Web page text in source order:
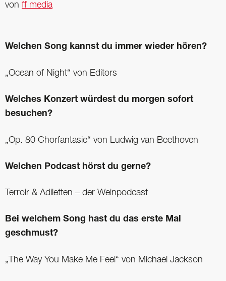
von ff media
Welchen Song kannst du immer wieder hören?
„Ocean of Night“ von Editors
Welches Konzert würdest du morgen sofort
besuchen?
„Op. 80 Chorfantasie“ von Ludwig van Beethoven
Welchen Podcast hörst du gerne?
Terroir & Adiletten – der Weinpodcast
Bei welchem Song hast du das erste Mal
geschmust?
„The Way You Make Me Feel“ von Michael Jackson